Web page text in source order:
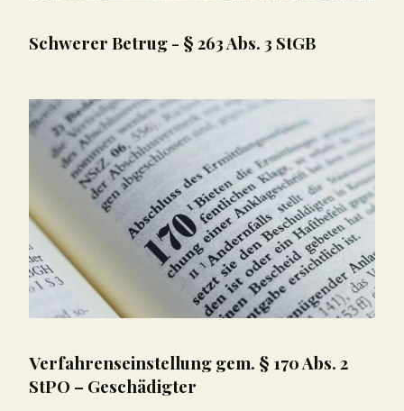
Schwerer Betrug - § 263 Abs. 3 StGB
Verfahrenseinstellung gem. § 170 Abs. 2
StPO – Geschädigter